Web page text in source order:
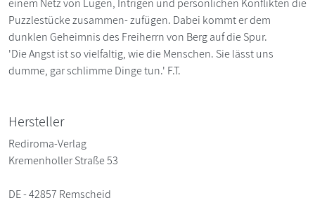
einem Netz von Lügen, Intrigen und persönlichen Konflikten die
Puzzlestücke zusammen- zufügen. Dabei kommt er dem
dunklen Geheimnis des Freiherrn von Berg auf die Spur.
'Die Angst ist so vielfaltig, wie die Menschen. Sie lässt uns
dumme, gar schlimme Dinge tun.' F.T.
Hersteller
Rediroma-Verlag
Kremenholler Straße 53
DE - 42857 Remscheid